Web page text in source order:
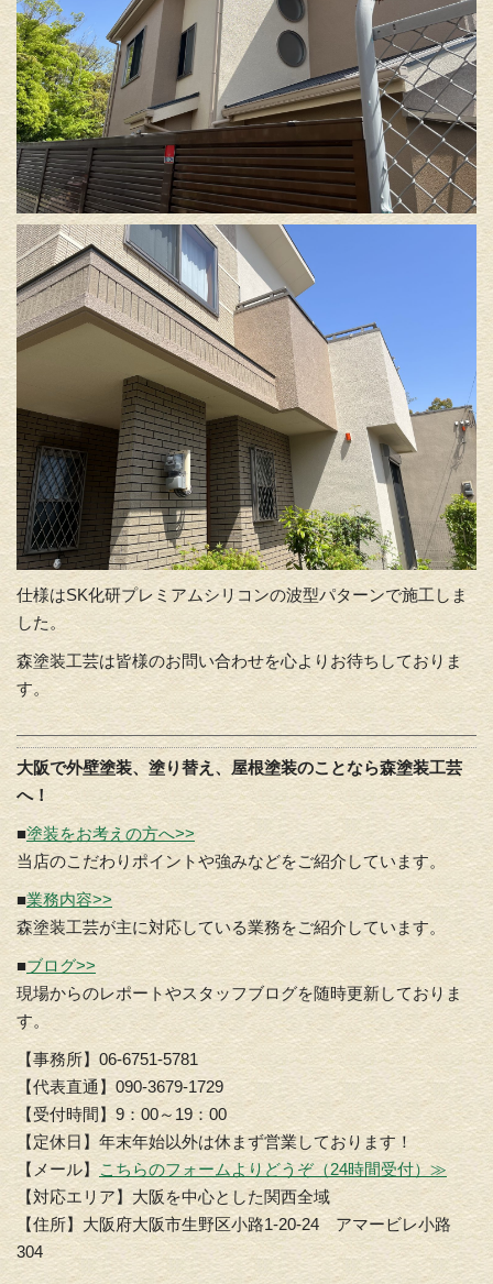
仕様はSK化研プレミアムシリコンの波型パターンで施工しま
した。
森塗装工芸は皆様のお問い合わせを心よりお待ちしておりま
す。
大阪で外壁塗装、塗り替え、屋根塗装のことなら森塗装工芸
へ！
■塗装をお考えの方へ>>
当店のこだわりポイントや強みなどをご紹介しています。
■業務内容>>
森塗装工芸が主に対応している業務をご紹介しています。
■ブログ>>
現場からのレポートやスタッフブログを随時更新しておりま
す。
【事務所】06-6751-5781
【代表直通】090-3679-1729
【受付時間】9：00～19：00
【定休日】年末年始以外は休まず営業しております！
【メール】 こちらのフォームよりどうぞ（24時間受付）≫
【対応エリア】大阪を中心とした関西全域
【住所】大阪府大阪市生野区小路1-20-24 アマービレ小路
304